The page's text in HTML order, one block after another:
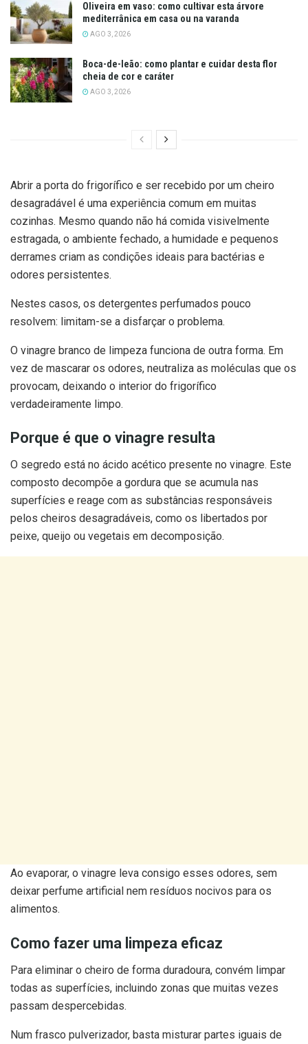
Oliveira em vaso: como cultivar esta árvore
mediterrânica em casa ou na varanda
AGO 3, 2026
Boca-de-leão: como plantar e cuidar desta flor
cheia de cor e caráter
AGO 3, 2026
Abrir a porta do frigorífico e ser recebido por um cheiro
desagradável é uma experiência comum em muitas
cozinhas. Mesmo quando não há comida visivelmente
estragada, o ambiente fechado, a humidade e pequenos
derrames criam as condições ideais para bactérias e
odores persistentes.
Nestes casos, os detergentes perfumados pouco
resolvem: limitam-se a disfarçar o problema.
O vinagre branco de limpeza funciona de outra forma. Em
vez de mascarar os odores, neutraliza as moléculas que os
provocam, deixando o interior do frigorífico
verdadeiramente limpo.
Porque é que o vinagre resulta
O segredo está no ácido acético presente no vinagre. Este
composto decompõe a gordura que se acumula nas
superfícies e reage com as substâncias responsáveis
pelos cheiros desagradáveis, como os libertados por
peixe, queijo ou vegetais em decomposição.
Ao evaporar, o vinagre leva consigo esses odores, sem
deixar perfume artificial nem resíduos nocivos para os
alimentos.
Como fazer uma limpeza eficaz
Para eliminar o cheiro de forma duradoura, convém limpar
todas as superfícies, incluindo zonas que muitas vezes
passam despercebidas.
Num frasco pulverizador, basta misturar partes iguais de